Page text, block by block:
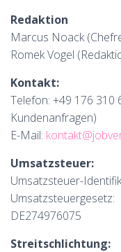
Redaktion
Marcus Noack
Romek Vogel
Kontakt:
Telefon: +49 176 310
Kundenanfragen)
E-Mail:
Umsatzsteuer:
Umsatzsteuer-
Umsatzsteuergesetz:
DE274976075
Streitschlichtung: